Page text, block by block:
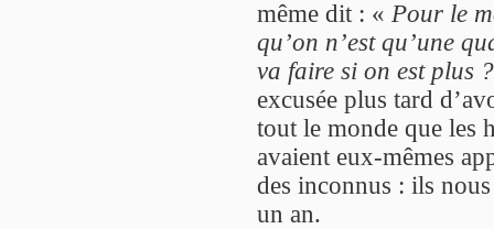
même dit : « Pour le
qu’on n’est qu’une
va faire si on est plus ?
excusée plus tard
tout le monde que les
avaient eux-mêmes
des inconnus : ils
un an.